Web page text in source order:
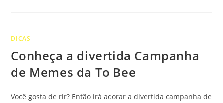
DICAS
Conheça a divertida Campanha
de Memes da To Bee
Você gosta de rir? Então irá adorar a divertida campanha de